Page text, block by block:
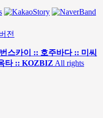
전
스카이 :: 호주바다 :: 미씨
타 :: KOZBIZ All rights